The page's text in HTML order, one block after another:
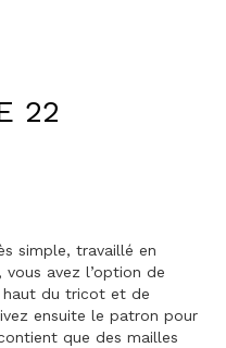
22
simple, travaillé en
avez l’option de
haut du tricot et de
ensuite le patron pour
que des mailles